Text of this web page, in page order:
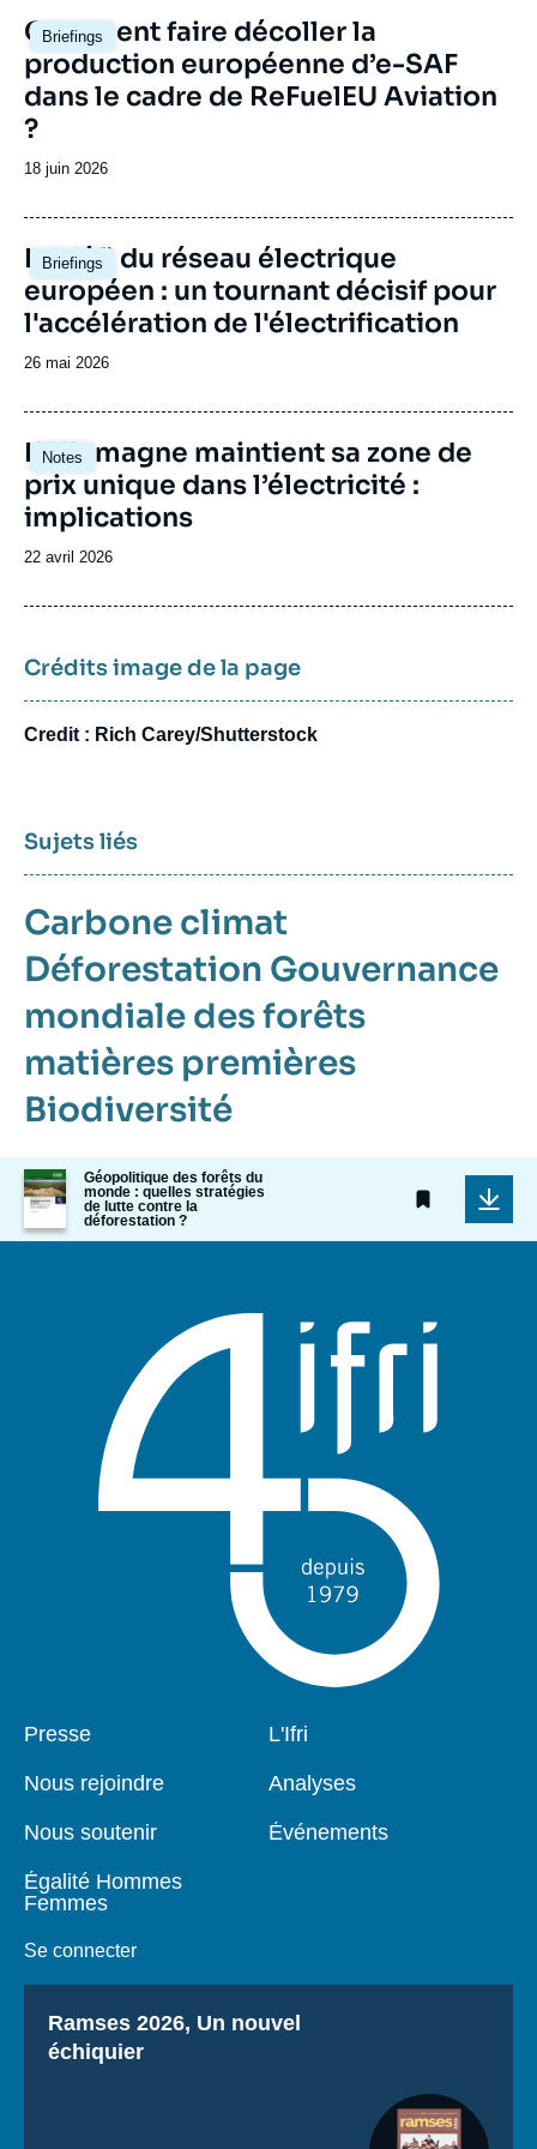
Briefings
Image
principale
Comment faire décoller la
production européenne d’e-SAF
dans le cadre de ReFuelEU Aviation
?
Date
publication
18 juin 2026
Briefings
Image
principale
Le défi du réseau électrique
européen : un tournant décisif pour
l'accélération de l'électrification
Date
publication
26 mai 2026
Notes
Image
principale
L’Allemagne maintient sa zone de
prix unique dans l’électricité :
implications
Date
publication
22 avril 2026
Crédits image de la page
Credit : Rich Carey/Shutterstock
Sujets liés
Carbone climat
Déforestation Gouvernance
mondiale des forêts
matières premières
Biodiversité
Image
de
couverture
de
Géopolitique des forêts du
monde : quelles stratégies
de lutte contre la
déforestation ?
Pied
Presse
Nous rejoindre
Nous soutenir
Égalité Hommes
Femmes
Se connecter
Navigation
L'Ifri
Analyses
Événements
Titre
Ramses 2026, Un nouvel
échiquier